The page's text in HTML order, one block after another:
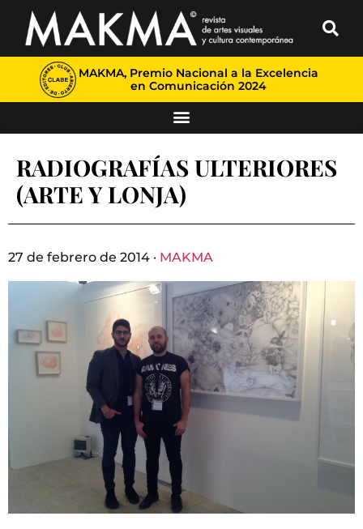
MAKMA, Premio Nacional a la Excelencia
en Comunicación 2024
RADIOGRAFÍAS ULTERIORES
(ARTE Y LONJA)
27 de febrero de 2014 · MAKMA